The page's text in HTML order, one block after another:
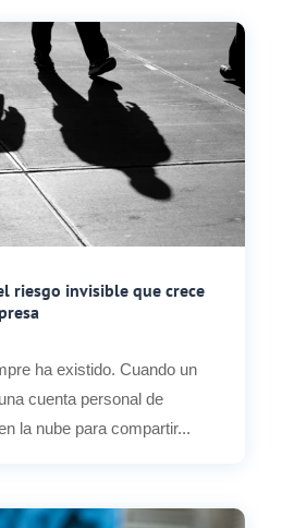
riesgo invisible que crece
ha existido. Cuando un
cuenta personal de
la nube para compartir...